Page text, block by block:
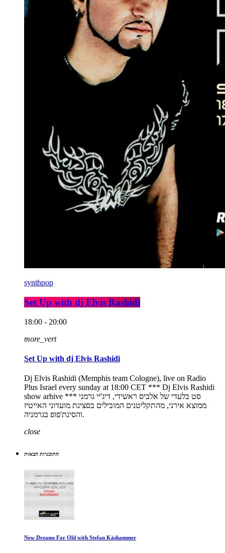
synthpop
Set Up with dj Elvis Rashidi
18:00 - 20:00
more_vert
Set Up with dj Elvis Rashidi
Dj Elvis Rashidi (Memphis team Cologne), live on Radio
Plus Israel every sunday at 18:00 CET *** Dj Elvis Rashidi
show arhive *** סט בלעדי של אלביס ראשידי, דיג'יי גרמני
ממוצא אירני, מהתקליטנים המובילים בסצינת מועדוני האייטיז
והסינת'פופ בגרמניה.
close
התוכניות הבאות
New Dreams For Old with Stefan Käshammer